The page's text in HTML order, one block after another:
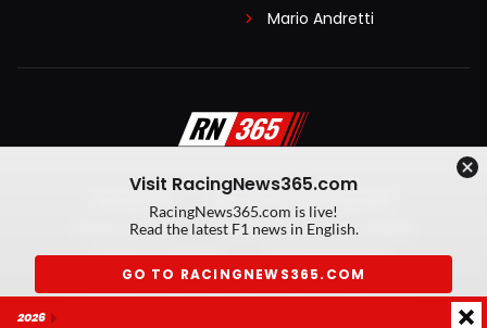
Mario Andretti
Algemene voorwaarden
Privacy Policy
Created by On Your Marks
Privacy manager
Kansspeluitingen
Visit RacingNews365.com
RacingNews365.com is live!
Read the latest F1 news in English.
GO TO RACINGNEWS365.COM
2026